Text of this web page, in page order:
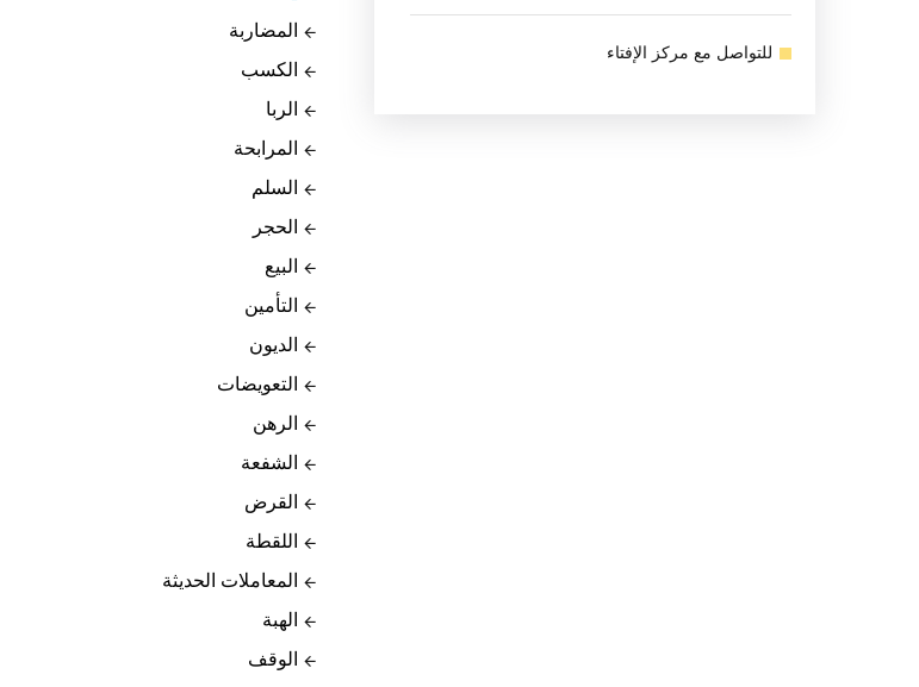
المضاربة
الكسب
الربا
المرابحة
السلم
الحجر
البيع
التأمين
الديون
التعويضات
الرهن
الشفعة
القرض
اللقطة
المعاملات الحديثة
الهبة
الوقف
للتواصل مع مركز الإفتاء